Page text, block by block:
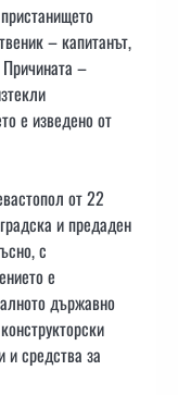
– капитанът,
–
е изведено от
от 22
и предаден
с
е
държавно
и средства за